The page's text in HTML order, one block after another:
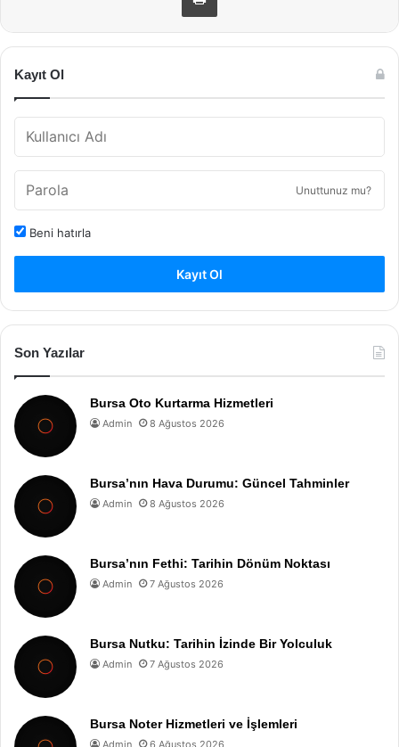
Kayıt Ol
Unuttunuz mu?
Beni hatırla
Kayıt Ol
Son Yazılar
Bursa Oto Kurtarma Hizmetleri
Admin 8 Ağustos 2026
Bursa’nın Hava Durumu: Güncel Tahminler
Admin 8 Ağustos 2026
Bursa’nın Fethi: Tarihin Dönüm Noktası
Admin 7 Ağustos 2026
Bursa Nutku: Tarihin İzinde Bir Yolculuk
Admin 7 Ağustos 2026
Bursa Noter Hizmetleri ve İşlemleri
Admin 6 Ağustos 2026